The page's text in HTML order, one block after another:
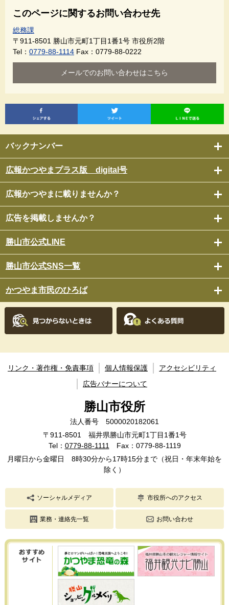
バックナンバー
広報かつやまプラス版 digital号
広報かつやまに載りませんか？
広告を掲載しませんか？
勝山市公式LINE
勝山市公式SNS一覧
かつやま市民のひろば
このページに関するお問い合わせ先
総務課
〒911-8501 勝山市元町1丁目1番1号 市役所2階
Tel： 0779-88-1114 Fax：0779-88-0222
メールでのお問い合わせはこちら
リンク・著作権・免責事項 個人情報保護
アクセシビリティ
広告バナーについて
勝山市役所
法人番号 5000020182061
〒911-8501 福井県勝山市元町1丁目1番1号
Tel： 0779-88-1111
Fax：0779-88-1119
月曜日から金曜日 8時30分から17時15分まで（祝日・年末年始を
除く）
ソーシャルメディア 市役所へのアクセス
業務・連絡先一覧 お問い合わせ